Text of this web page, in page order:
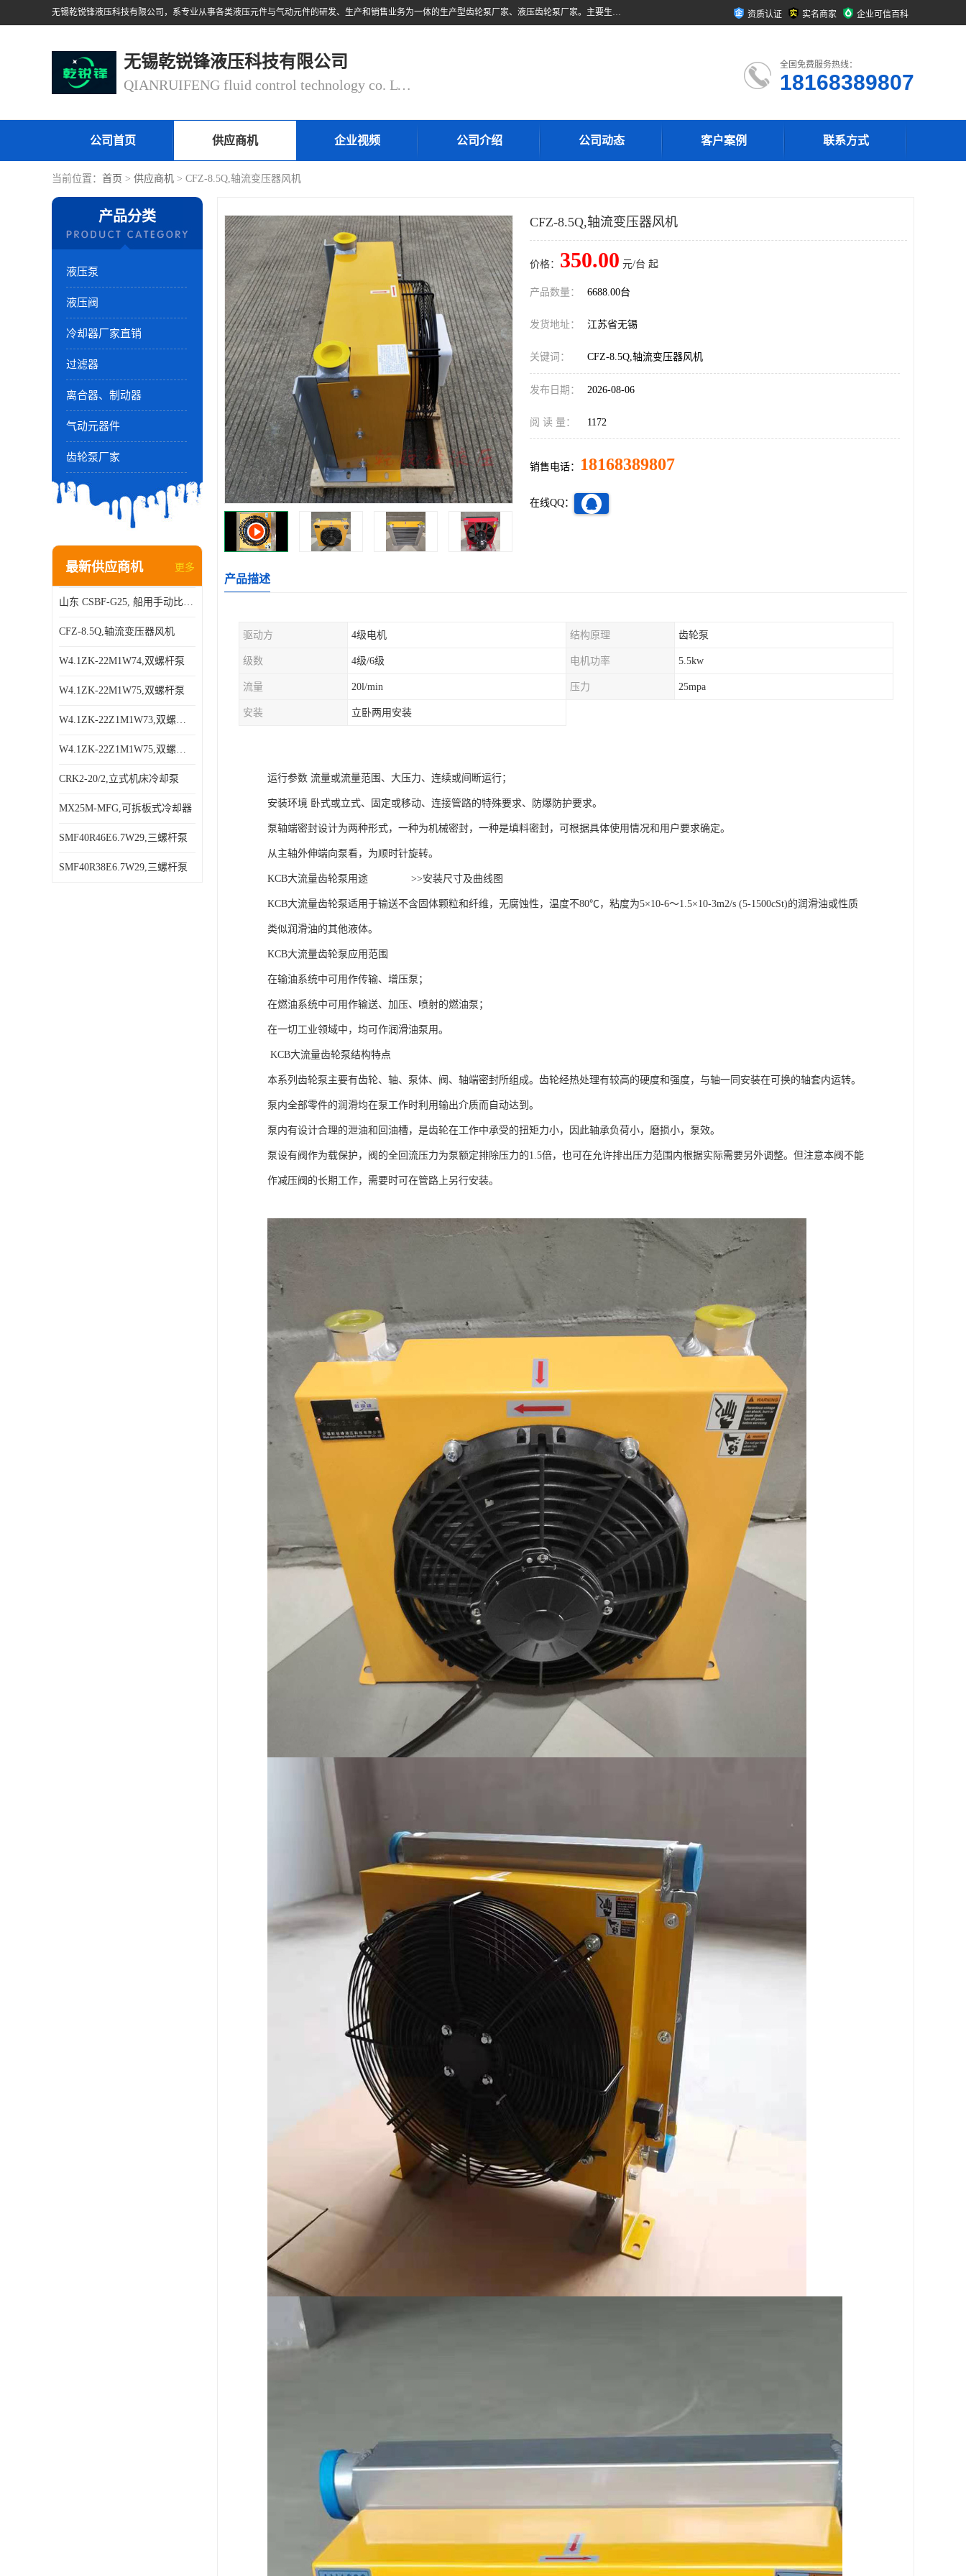
无锡乾锐锋液压科技有限公司，系专业从事各类液压元件与气动元件的研发、生产和销售业务为一体的生产型齿轮泵厂家、液压齿轮泵厂家。主要生产销售风冷式冷却器、液压油风冷却器，冷却器厂家直销、齿轮泵型号、齿轮泵厂家排名详情可来电咨询！ 资质认证 实名商家 企业可信百科
无锡乾锐锋液压科技有限公司
QIANRUIFENG fluid control technology co. LTD
全国免费服务热线：
18168389807
公司首页 供应商机 企业视频 公司介绍 公司动态 客户案例 联系方式
当前位置： 首页 > 供应商机 > CFZ-8.5Q,轴流变压器风机
产品分类
液压泵
液压阀
冷却器厂家直销
过滤器
离合器、制动器
气动元器件
齿轮泵厂家
最新供应商机 更多
山东 CSBF-G25, 船用手动比例流量方向复合阀
CFZ-8.5Q,轴流变压器风机
W4.1ZK-22M1W74,双螺杆泵
W4.1ZK-22M1W75,双螺杆泵
W4.1ZK-22Z1M1W73,双螺杆泵
W4.1ZK-22Z1M1W75,双螺杆泵
CRK2-20/2,立式机床冷却泵
MX25M-MFG,可拆板式冷却器
SMF40R46E6.7W29,三螺杆泵
SMF40R38E6.7W29,三螺杆泵
CFZ-8.5Q,轴流变压器风机
价格： 350.00 元/台 起
产品数量： 6688.00台
发货地址： 江苏省无锡
关键词： CFZ-8.5Q,轴流变压器风机
发布日期： 2026-08-06
阅 读 量： 1172
销售电话： 18168389807
在线QQ：
产品描述
驱动方 4级电机 结构原理 齿轮泵
级数 4级/6级 电机功率 5.5kw
流量 20l/min 压力 25mpa
安装 立卧两用安装
运行参数 流量或流量范围、大压力、连续或间断运行；
安装环境 卧式或立式、固定或移动、连接管路的特殊要求、防爆防护要求。
泵轴端密封设计为两种形式，一种为机械密封，一种是填料密封，可根据具体使用情况和用户要求确定。
从主轴外伸端向泵看，为顺时针旋转。
KCB大流量齿轮泵用途 >>安装尺寸及曲线图
KCB大流量齿轮泵适用于输送不含固体颗粒和纤维，无腐蚀性，温度不80℃，粘度为5×10-6～1.5×10-3m2/s (5-1500cSt)的润滑油或性质
类似润滑油的其他液体。
KCB大流量齿轮泵应用范围
在输油系统中可用作传输、增压泵；
在燃油系统中可用作输送、加压、喷射的燃油泵；
在一切工业领域中，均可作润滑油泵用。
KCB大流量齿轮泵结构特点
本系列齿轮泵主要有齿轮、轴、泵体、阀、轴端密封所组成。齿轮经热处理有较高的硬度和强度，与轴一同安装在可换的轴套内运转。
泵内全部零件的润滑均在泵工作时利用输出介质而自动达到。
泵内有设计合理的泄油和回油槽，是齿轮在工作中承受的扭矩力小，因此轴承负荷小，磨损小，泵效。
泵设有阀作为载保护，阀的全回流压力为泵额定排除压力的1.5倍，也可在允许排出压力范围内根据实际需要另外调整。但注意本阀不能
作减压阀的长期工作，需要时可在管路上另行安装。